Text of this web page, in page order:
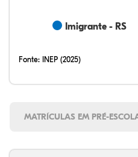
Imigrante - RS
Fonte: INEP (2025)
MATRÍCULAS EM PRÉ-